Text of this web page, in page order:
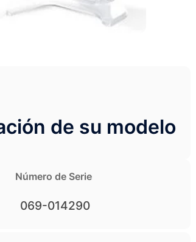
de su modelo
Número de Serie
069-014290